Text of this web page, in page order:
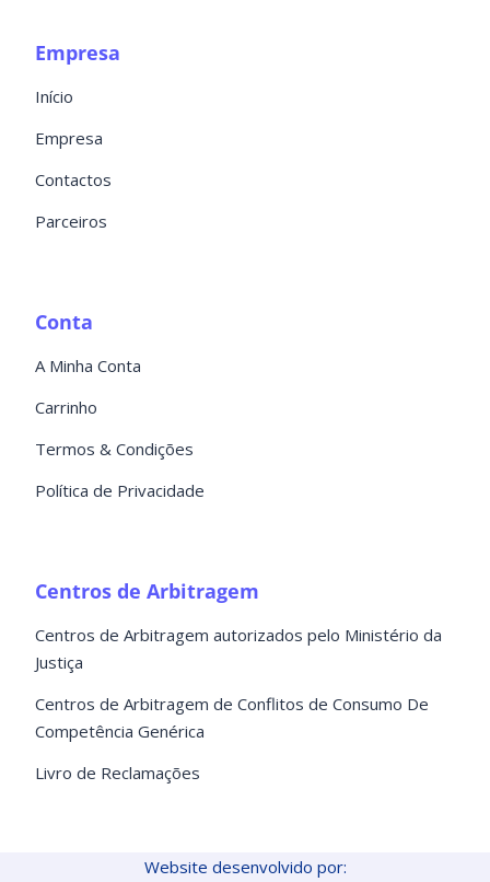
Empresa
Início
Empresa
Contactos
Parceiros
Conta
A Minha Conta
Carrinho
Termos & Condições
Política de Privacidade
Centros de Arbitragem
Centros de Arbitragem autorizados pelo Ministério da
Justiça
Centros de Arbitragem de Conflitos de Consumo De
Competência Genérica
Livro de Reclamações
Website desenvolvido por: